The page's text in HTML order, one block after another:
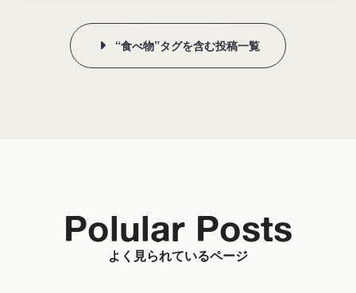
“食べ物”タグを含む投稿一覧
よく見られているページ
Polular Posts